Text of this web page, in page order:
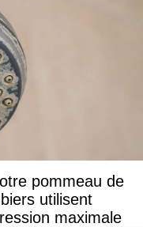
pommeau de
utilisent
maximale